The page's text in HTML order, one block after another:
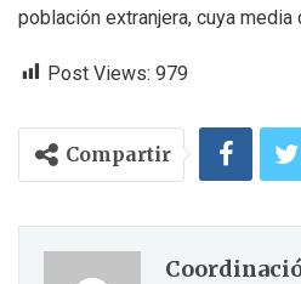
población extranjera, cuya
Post Views: 979
Compartir